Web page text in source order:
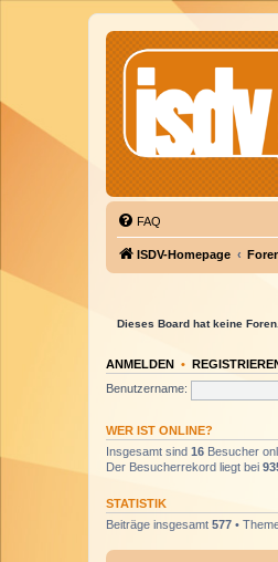
FAQ
ISDV-Homepage
Dieses Board hat keine Foren.
ANMELDEN •
Benutzername:
WER IST ONLINE?
Insgesamt sind 16 Besucher
Der Besucherrekord liegt bei
STATISTIK
Beiträge insgesamt 577 •